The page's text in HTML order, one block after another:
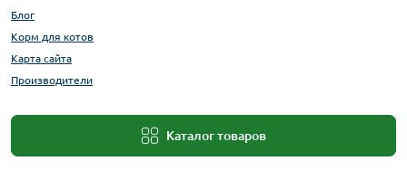
Блог
Корм для котов
Карта сайта
Производители
Каталог товаров